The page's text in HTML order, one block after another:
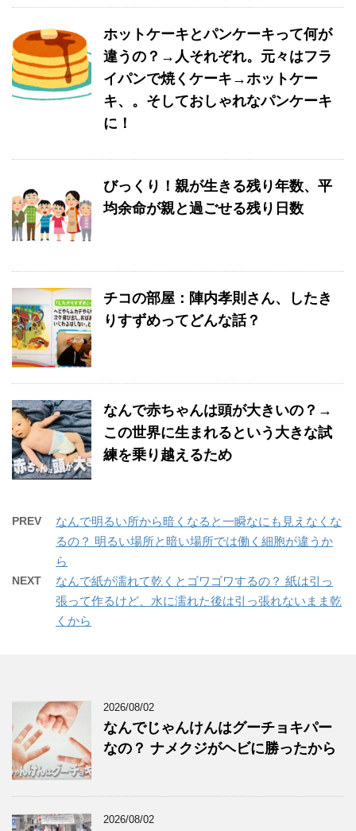
ホットケーキとパンケーキって何が
違うの？→人それぞれ。元々はフラ
イパンで焼くケーキ→ホットケー
キ、。そしておしゃれなパンケーキ
に！
びっくり！親が生きる残り年数、平
均余命が親と過ごせる残り日数
チコの部屋：陣内孝則さん、したき
りすずめってどんな話？
なんで赤ちゃんは頭が大きいの？→
この世界に生まれるという大きな試
練を乗り越えるため
PREV
なんで明るい所から暗くなると一瞬なにも見えなくな
るの？ 明るい場所と暗い場所では働く細胞が違うか
ら
NEXT
なんで紙が濡れて乾くとゴワゴワするの？ 紙は引っ
張って作るけど、水に濡れた後は引っ張れないまま乾
くから
2026/08/02
なんでじゃんけんはグーチョキパー
なの？ ナメクジがヘビに勝ったから
2026/08/02